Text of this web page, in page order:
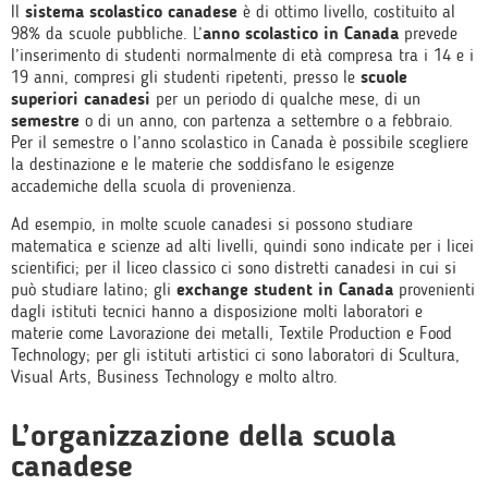
Il sistema scolastico canadese è di ottimo livello, costituito al
98% da scuole pubbliche. L’anno scolastico in Canada prevede
l’inserimento di studenti normalmente di età compresa tra i 14 e i
19 anni, compresi gli studenti ripetenti, presso le scuole
superiori canadesi per un periodo di qualche mese, di un
semestre o di un anno, con partenza a settembre o a febbraio.
Per il semestre o l’anno scolastico in Canada è possibile scegliere
la destinazione e le materie che soddisfano le esigenze
accademiche della scuola di provenienza.
Ad esempio, in molte scuole canadesi si possono studiare
matematica e scienze ad alti livelli, quindi sono indicate per i licei
scientifici; per il liceo classico ci sono distretti canadesi in cui si
può studiare latino; gli exchange student in Canada provenienti
dagli istituti tecnici hanno a disposizione molti laboratori e
materie come Lavorazione dei metalli, Textile Production e Food
Technology; per gli istituti artistici ci sono laboratori di Scultura,
Visual Arts, Business Technology e molto altro.
L’organizzazione della scuola
canadese